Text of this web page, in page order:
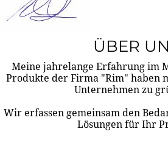
ÜBER
Meine jahrelange Erfahrung im
Produkte der Firma "Rim" haben
Unternehmen zu
Wir erfassen gemeinsam den
Lösungen für Ihr